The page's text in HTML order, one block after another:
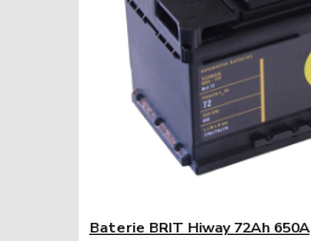
Baterie BRIT Hiway 72Ah 650A